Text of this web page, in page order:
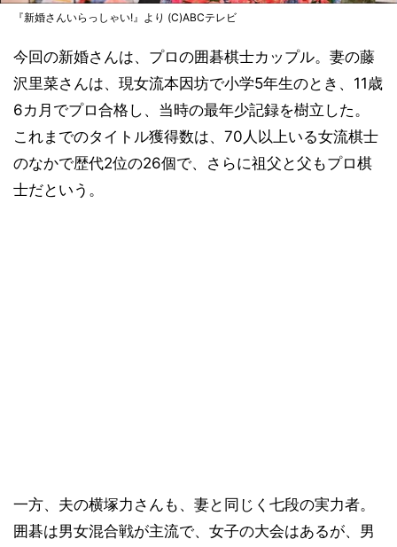
『新婚さんいらっしゃい!』より (C)ABCテレビ
今回の新婚さんは、プロの囲碁棋士カップル。妻の藤
沢里菜さんは、現女流本因坊で小学5年生のとき、11歳
6カ月でプロ合格し、当時の最年少記録を樹立した。
これまでのタイトル獲得数は、70人以上いる女流棋士
のなかで歴代2位の26個で、さらに祖父と父もプロ棋
士だという。
一方、夫の横塚力さんも、妻と同じく七段の実力者。
囲碁は男女混合戦が主流で、女子の大会はあるが、男